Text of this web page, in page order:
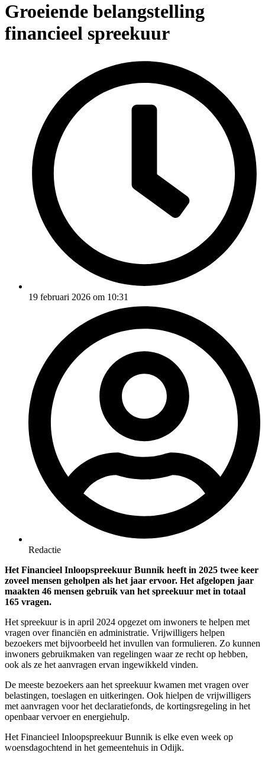
Groeiende belangstelling
financieel spreekuur
19 februari 2026 om 10:31
Redactie
Het Financieel Inloopspreekuur Bunnik heeft in 2025 twee keer
zoveel mensen geholpen als het jaar ervoor. Het afgelopen jaar
maakten 46 mensen gebruik van het spreekuur met in totaal
165 vragen.
Het spreekuur is in april 2024 opgezet om inwoners te helpen met
vragen over financiën en administratie. Vrijwilligers helpen
bezoekers met bijvoorbeeld het invullen van formulieren. Zo kunnen
inwoners gebruikmaken van regelingen waar ze recht op hebben,
ook als ze het aanvragen ervan ingewikkeld vinden.
De meeste bezoekers aan het spreekuur kwamen met vragen over
belastingen, toeslagen en uitkeringen. Ook hielpen de vrijwilligers
met aanvragen voor het declaratiefonds, de kortingsregeling in het
openbaar vervoer en energiehulp.
Het Financieel Inloopspreekuur Bunnik is elke even week op
woensdagochtend in het gemeentehuis in Odijk.